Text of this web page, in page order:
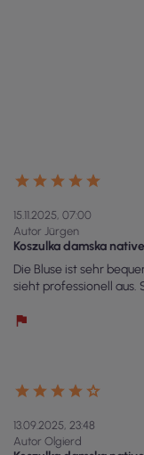
15.11.2025, 07:00
Autor Jürgen
Koszulka damska
Die Bluse ist sehr
sieht professionell
13.09.2025, 23:48
Autor Olgierd